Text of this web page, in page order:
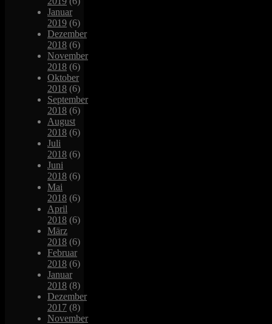
Januar
2019 (6)
Dezember
2018 (6)
November
2018 (6)
Oktober
2018 (6)
September
2018 (6)
August
2018 (6)
Juli
2018 (6)
Juni
2018 (6)
Mai
2018 (6)
April
2018 (6)
März
2018 (6)
Februar
2018 (6)
Januar
2018 (8)
Dezember
2017 (8)
November